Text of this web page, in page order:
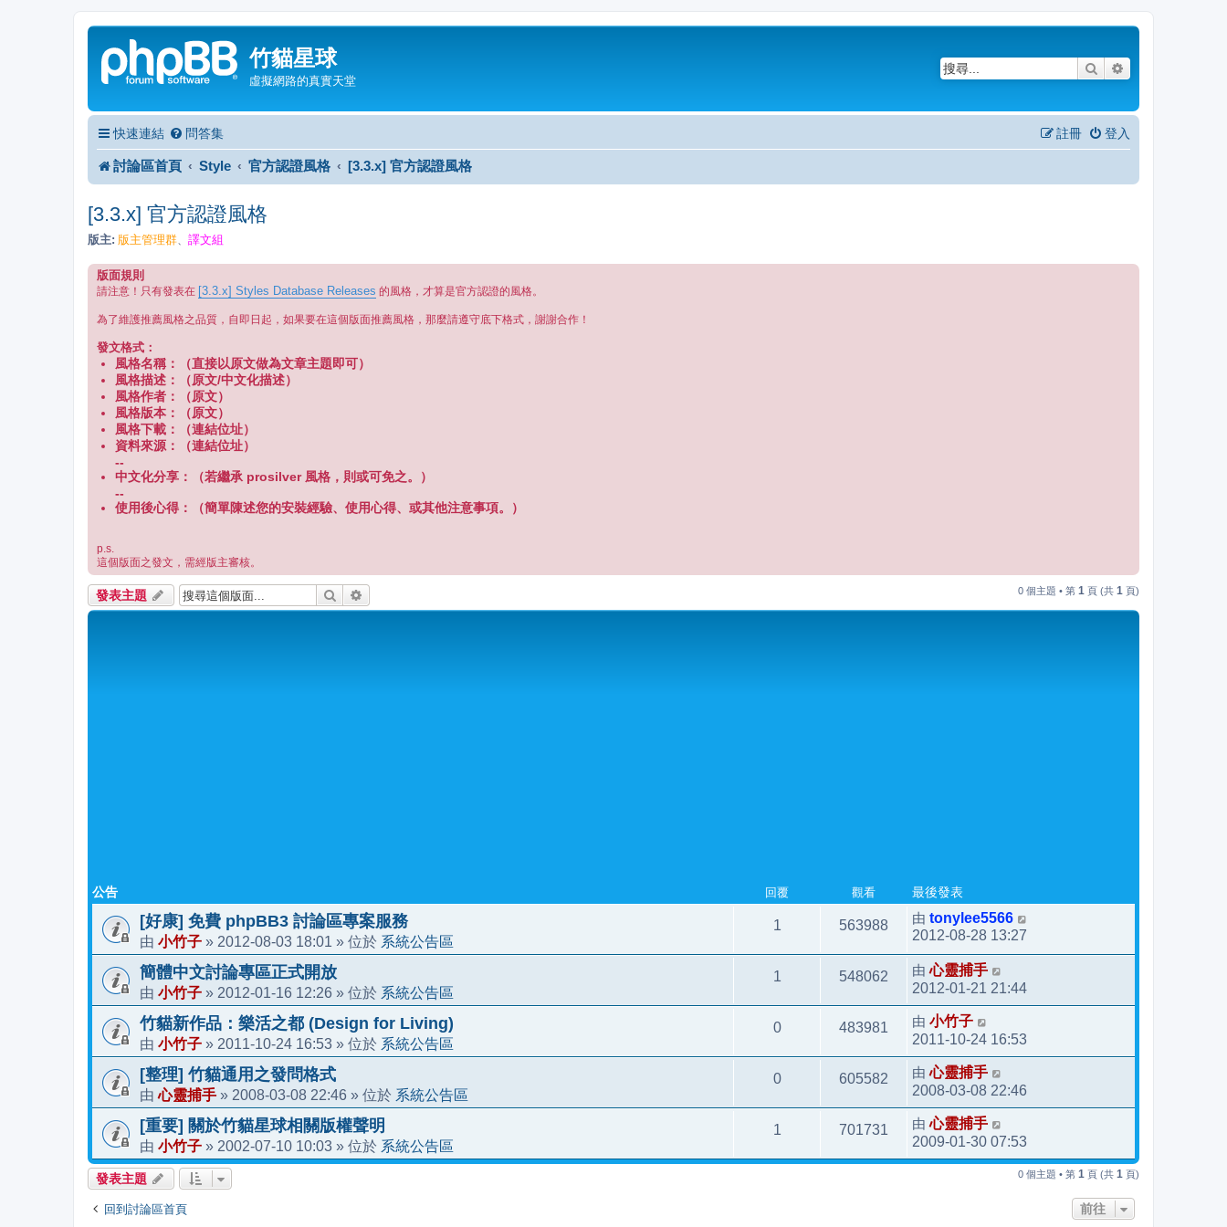
竹貓星球
虛擬網路的真實天堂
搜尋
快速連結 問答集 登入
註冊
討論區首頁 Style 官方認證風格 [3.3.x] 官方認證風格
[3.3.x] 官方認證風格
版主: 版主管理群 譯文組
版面規則
請注意！只有發表在 [3.3.x] Styles Database Releases 的風格，才算是官方認證的風格。
為了維護推薦風格之品質，自即日起，如果要在這個版面推薦風格，那麼請遵守底下格式，謝謝合作！
發文格式：
風格名稱：（直接以原文做為文章主題即可）
風格描述：（原文/中文化描述）
風格作者：（原文）
風格版本：（原文）
風格下載：（連結位址）
資料來源：（連結位址）
--
中文化分享：（若繼承 prosilver 風格，則或可免之。）
--
使用後心得：（簡單陳述您的安裝經驗、使用心得、或其他注意事項。）
p.s.
這個版面之發文，需經版主審核。
發表主題 搜尋 0 個主題 • 第 1 頁 (共 1 頁)
公告 回覆 觀看 最後發表
[好康] 免費 phpBB3 討論區專案服務
由 小竹子 » 2012-08-03 18:01 » 位於 系統公告區
1 563988 由 tonylee5566
2012-08-28 13:27
簡體中文討論專區正式開放
由 小竹子 » 2012-01-16 12:26 » 位於 系統公告區
1 548062 由心靈捕手
2012-01-21 21:44
竹貓新作品：樂活之都 (Design for Living)
由 小竹子 » 2011-10-24 16:53 » 位於 系統公告區
0 483981 由 小竹子
2011-10-24 16:53
[整理] 竹貓通用之發問格式
由心靈捕手 » 2008-03-08 22:46 » 位於 系統公告區
0 605582 由心靈捕手
2008-03-08 22:46
[重要] 關於竹貓星球相關版權聲明
由 小竹子 » 2002-07-10 10:03 » 位於 系統公告區
1 701731 由心靈捕手
2009-01-30 07:53
發表主題 0 個主題 • 第 1 頁 (共 1 頁)
回到討論區首頁 前往